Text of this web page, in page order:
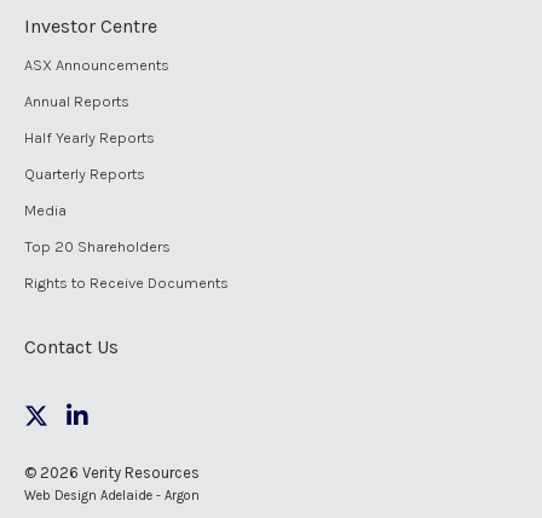
Investor Centre
ASX Announcements
Annual Reports
Half Yearly Reports
Quarterly Reports
Media
Top 20 Shareholders
Rights to Receive Documents
Contact Us
© 2026 Verity Resources
Web Design Adelaide - Argon